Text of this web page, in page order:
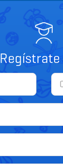
Regístrate